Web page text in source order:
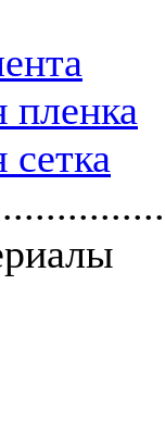
пленка
сетка